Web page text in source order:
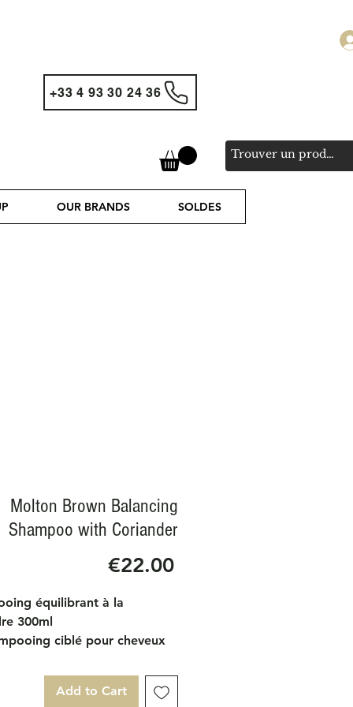
+33 4 93 30 24 36
OUR BRANDS SOLDES
Molton Brown Balancing
Shampoo with Coriander
€22.00Price
équilibrant à la
300ml
ciblé pour cheveux
le cuir chevelu et
cheveux nettoyés en
Add to Cart